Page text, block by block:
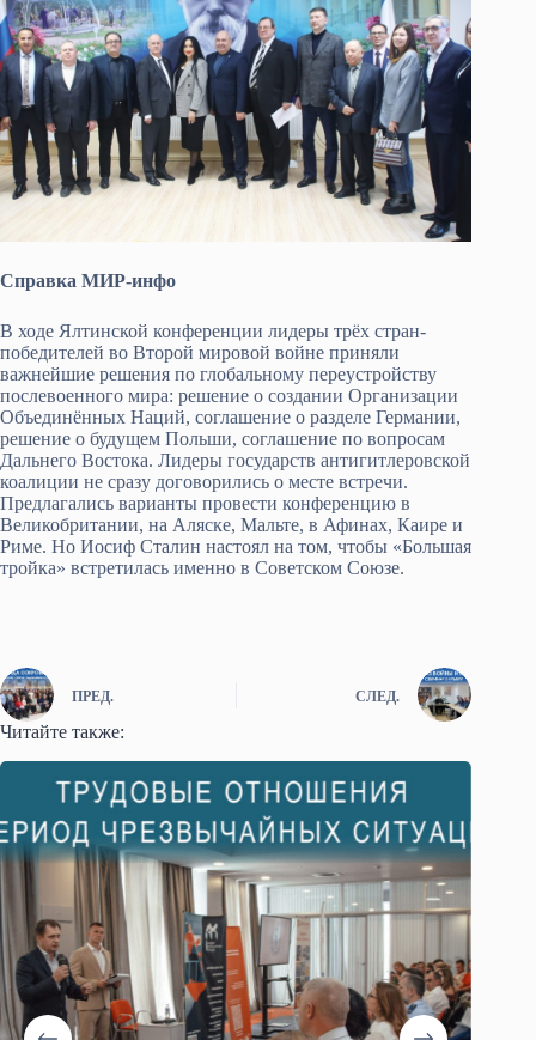
Справка МИР-инфо
В ходе Ялтинской конференции лидеры трёх стран-
победителей во Второй мировой войне приняли
важнейшие решения по глобальному переустройству
послевоенного мира: решение о создании Организации
Объединённых Наций, соглашение о разделе Германии,
решение о будущем Польши, соглашение по вопросам
Дальнего Востока. Лидеры государств антигитлеровской
коалиции не сразу договорились о месте встречи.
Предлагались варианты провести конференцию в
Великобритании, на Аляске, Мальте, в Афинах, Каире и
Риме. Но Иосиф Сталин настоял на том, чтобы «Большая
тройка» встретилась именно в Советском Союзе.
ПРЕД. СЛЕД.
Читайте также: